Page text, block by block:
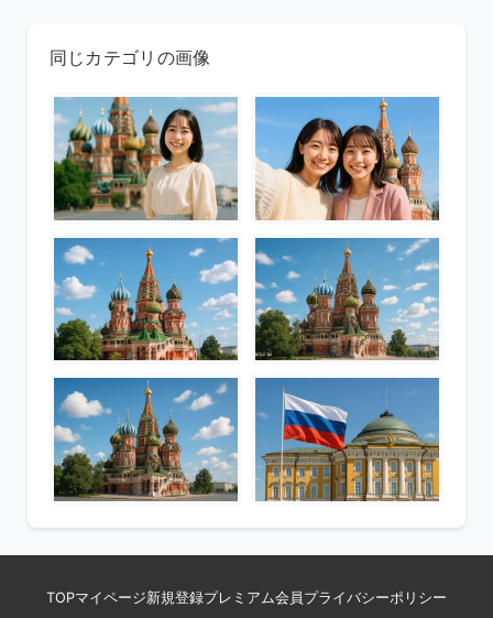
同じカテゴリの画像
TOPマイページ新規登録プレミアム会員 プライバシーポリシー